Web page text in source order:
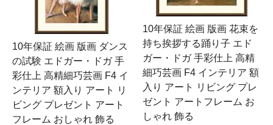
10年保証 絵画 版画 ダンス
の試験 エドガー・ドガ 手
彩仕上 高精細巧芸画 F4 イ
ンテリア 額入り アート リ
ビング プレゼント アート
フレーム おしゃれ 飾る
10年保証 絵画 版画 花束を
持ち挨拶する踊り子 エド
ガー・ドガ 手彩仕上 高精
細巧芸画 F4 インテリア 額
入り アート リビング プレ
ゼント アートフレーム お
しゃれ 飾る